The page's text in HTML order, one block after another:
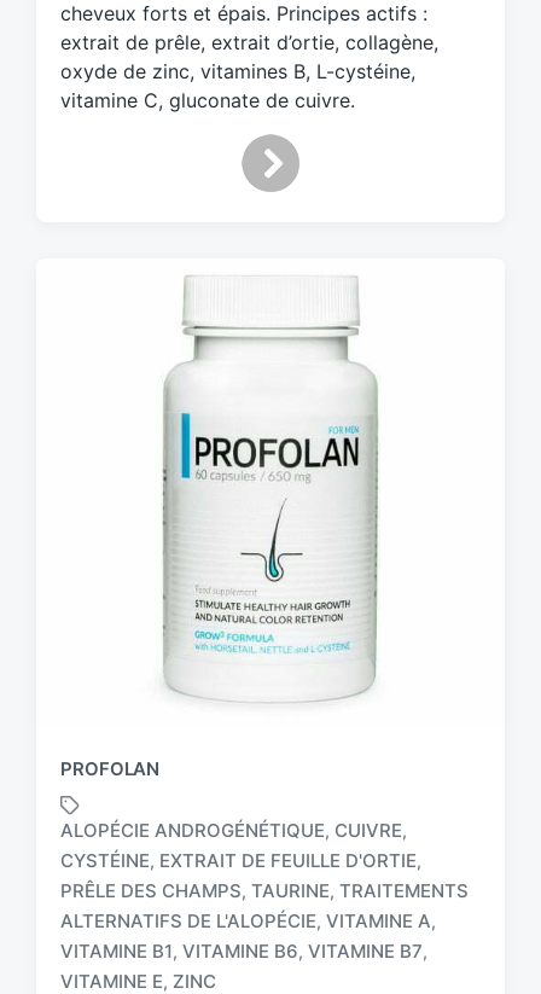
h
cheveux forts et épais. Principes actifs :
extrait de prêle, extrait d’ortie, collagène,
oxyde de zinc, vitamines B, L-cystéine,
vitamine C, gluconate de cuivre.
PROFOLAN
a
g
g
ALOPÉCIE ANDROGÉNÉTIQUE, CUIVRE,
CYSTÉINE, EXTRAIT DE FEUILLE D'ORTIE,
PRÊLE DES CHAMPS, TAURINE, TRAITEMENTS
ALTERNATIFS DE L'ALOPÉCIE, VITAMINE A,
VITAMINE B1, VITAMINE B6, VITAMINE B7,
VITAMINE E, ZINC